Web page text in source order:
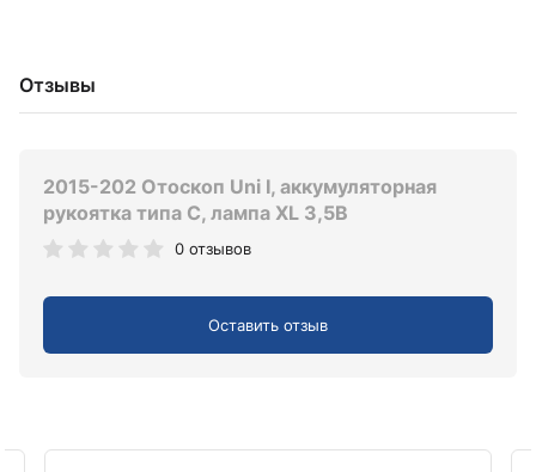
Отзывы
2015-202 Отоскоп Uni I, аккумуляторная
рукоятка типа C, лампа XL 3,5В
0 отзывов
Оставить отзыв